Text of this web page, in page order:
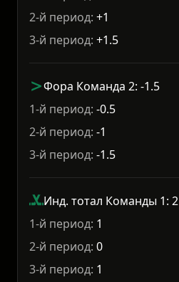
2-й период: +1
3-й период: +1.5
Фора Команда 2: -1.5
1-й период: -0.5
2-й период: -1
3-й период: -1.5
Инд. тотал Команды 1: 2
1-й период: 1
2-й период: 0
3-й период: 1